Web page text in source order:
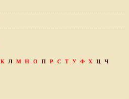
К Л М Н О П Р С Т У Ф Х Ц
Ч